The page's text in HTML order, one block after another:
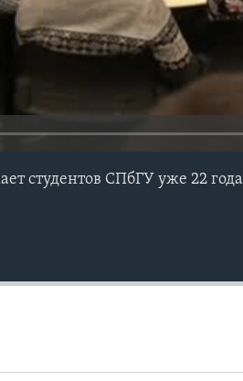
студентов СПбГУ уже 22 года